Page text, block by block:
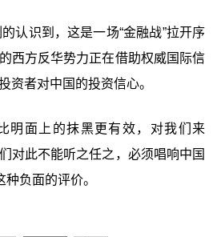
认识到，这是一场“金融战”拉开序
西方反华势力正在借助权威国际信
资者对中国的投资信心。
明面上的抹黑更有效，对我们来
对此不能听之任之，必须唱响中国
种负面的评价。